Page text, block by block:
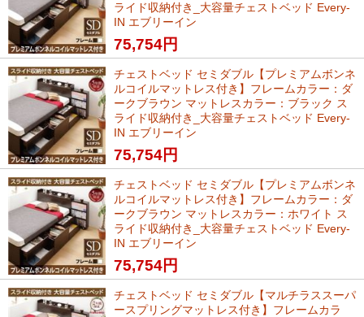
ライド収納付き_大容量チェストベッド Every-
IN エブリーイン
75,754円
チェストベッド セミダブル【プレミアムボンネ
ルコイルマットレス付き】フレームカラー：ダ
ークブラウン マットレスカラー：ブラック ス
ライド収納付き_大容量チェストベッド Every-
IN エブリーイン
75,754円
チェストベッド セミダブル【プレミアムボンネ
ルコイルマットレス付き】フレームカラー：ダ
ークブラウン マットレスカラー：ホワイト ス
ライド収納付き_大容量チェストベッド Every-
IN エブリーイン
75,754円
チェストベッド セミダブル【マルチラススーパ
ースプリングマットレス付き】フレームカラ